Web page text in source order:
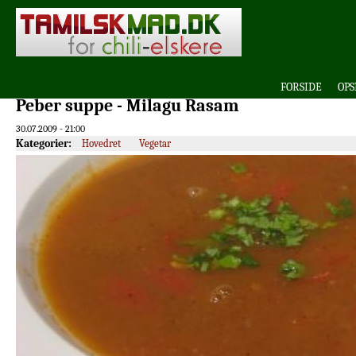
FORSIDE
Peber suppe - Milagu Rasam
30.07.2009 - 21:00
Kategorier: Hovedret Vegetar